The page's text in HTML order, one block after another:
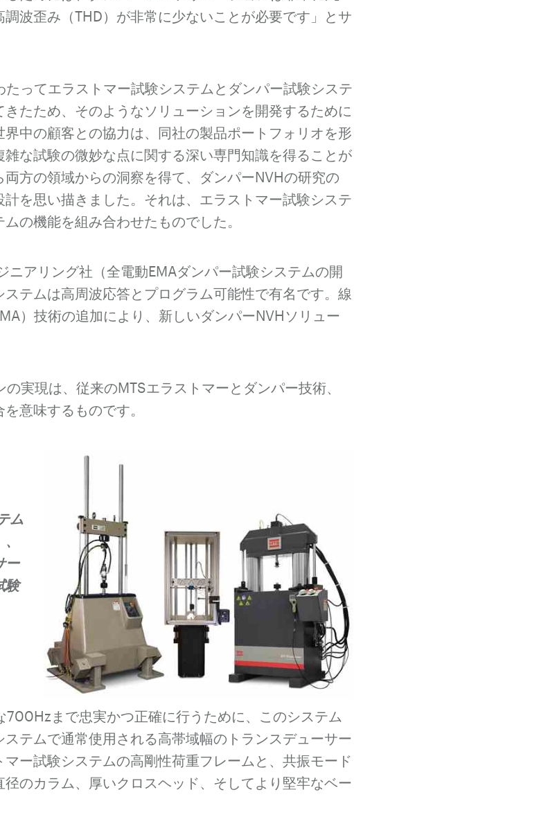
波歪み（THD）が非常に少ないことが必要です」とサ
ってエラストマー試験システムとダンパー試験システ
たため、そのようなソリューションを開発するために
中の顧客との協力は、同社の製品ポートフォリオを形
な試験の微妙な点に関する深い専門知識を得ることが
方の領域からの洞察を得て、ダンパーNVHの研究の
を思い描きました。それは、エラストマー試験システ
の機能を組み合わせたものでした。
ニアリング社（全電動EMAダンパー試験システムの開
テムは高周波応答とプログラム可能性で有名です。線
）技術の追加により、新しいダンパーNVHソリュー
実現は、従来のMTSエラストマーとダンパー技術、
意味するものです。
ム
ー
験
700Hzまで忠実かつ正確に行うために、このシステム
テムで通常使用される高帯域幅のトランスデューサー
ー試験システムの高剛性荷重フレームと、共振モード
のカラム、厚いクロスヘッド、そしてより堅牢なベー